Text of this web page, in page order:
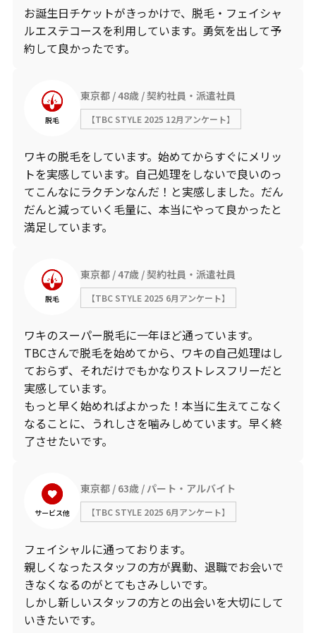
お誕生日チケットがきっかけで、脱毛・フェイシャ
ルエステコースを利用しています。勇気を出して予
約して良かったです。
脱毛
東京都 48歳 契約社員・派遣社員
【TBC STYLE 2025 12月アンケート】
ワキの脱毛をしています。始めてからすぐにメリッ
トを実感しています。自己処理をしないで良いのっ
てこんなにラクチンなんだ！と実感しました。だん
だんと減っていく毛量に、本当にやって良かったと
満足しています。
脱毛
東京都 47歳 契約社員・派遣社員
【TBC STYLE 2025 6月アンケート】
ワキのスーパー脱毛に一年ほど通っています。
TBCさんで脱毛を始めてから、ワキの自己処理はし
ておらず、それだけでもかなりストレスフリーだと
実感しています。
もっと早く始めればよかった！本当に生えてこなく
なることに、うれしさを噛みしめています。早く終
了させたいです。
サービス他
東京都 63歳 パート・アルバイト
【TBC STYLE 2025 6月アンケート】
フェイシャルに通っております。
親しくなったスタッフの方が異動、退職でお会いで
きなくなるのがとてもさみしいです。
しかし新しいスタッフの方との出会いを大切にして
いきたいです。